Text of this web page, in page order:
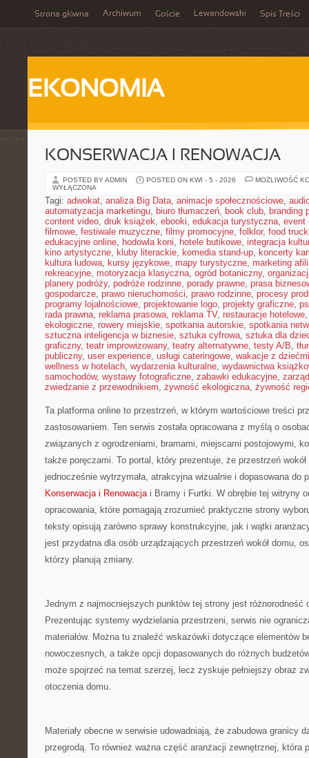
Strona główna Archiwum Goście Lewandowski Spis Treści
EKONOMIA
KONSERWACJA I RENOWACJA
POSTED BY ADMIN POSTED ON KWI - 5 - 2026
MOŻLIWOŚĆ
WYŁĄCZONA
Tagi: adwokat, analiza Big Data, animacje społecznościowe,
automatyzacja marketingu, biuro tłumaczeń, book club, branding
content video, druk książek, ebooki, edukacja turystyczna, event
filmowe, festiwale muzyczne, filmy promocyjne, folklor, food
edukacyjne online, hodowla koni, hotele butikowe, integracja
kino artystyczne, kluby literackie, komedia stand-up, koncerty
kultura ludowa, kursy językowe, mapy turystyczne, marketing
rekreacyjne, motoryzacja klasyczna, ogród botaniczny,
planery podróży, podróże rodzinne, porady prawne, prasa
gospodarcze, prawo nieruchomości, prawo rodzinne, procesy
programy lojalnościowe, projektowanie logo, projekty graficzne,
rada prawna, reklama prasowa, reklama TV, restauracje hotelowe
ekologiczne, rowery miejskie, spotkania autorskie, spotkania
sztuczna inteligencja w biznesie, sztuka cyfrowa, sztuka dla
graficzny, teatr improwizowany, teatry alternatywne, testy A/B,
publiczny, user experience, usługi cateringowe, wakacje z dziećmi
wellness w hotelach, wydarzenia kulturalne, wydawnictwa
samochodów, wystawy fotograficzne, zabawki edukacyjne,
zwiedzanie z przewodnikiem, żywność ekologiczna, żywność
Ta platforma online to przestrzeń, w którym wartościowe treści
zastosowaniem. Ten serwis została opracowana z myślą o
związanych z ogrodzeniami, bramami, miejscami postojowymi,
także poręczami. To portal, który prezentuje, że przestrzeń
jednocześnie wytrzymała, atrakcyjna wizualnie i dopasowana do
Konserwacja i Renowacjai Bramy i Furtki. W obrębie tej witryny
opracowania, które pomagają zrozumieć praktyczne strony
teksty opisują zarówno sprawy konstrukcyjne, jak i wątki
jest przydatna dla osób urządzających przestrzeń wokół domu,
którzy planują zmiany.
Jednym z najmocniejszych punktów tej strony jest różnorodność
Prezentując systemy wydzielania przestrzeni, serwis nie
materiałów. Można tu znaleźć wskazówki dotyczące elementów
nowoczesnych, a także opcji dopasowanych do różnych
może spojrzeć na temat szerzej, lecz zyskuje pełniejszy obraz
otoczenia domu.
Materiały obecne w serwisie udowadniają, że zabudowa granicy
przegrodą. To również ważna część aranżacji zewnętrznej, która